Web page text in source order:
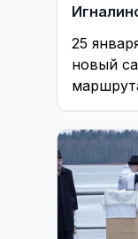
25
новый